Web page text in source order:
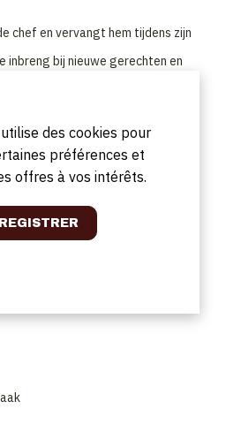
chef en vervangt hem tijdens zijn
inbreng bij nieuwe gerechten en
functie
Nederlands
des cookies pour
préférences et
offres à vos intérêts.